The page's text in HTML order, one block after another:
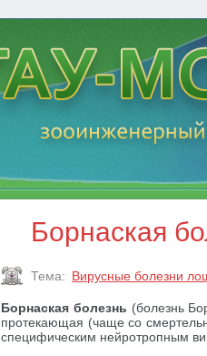
Борнаская
Тема: Вирусные болезни
Борнаская болезнь (болезнь
протекающая (чаще со
специфическим нейротропным